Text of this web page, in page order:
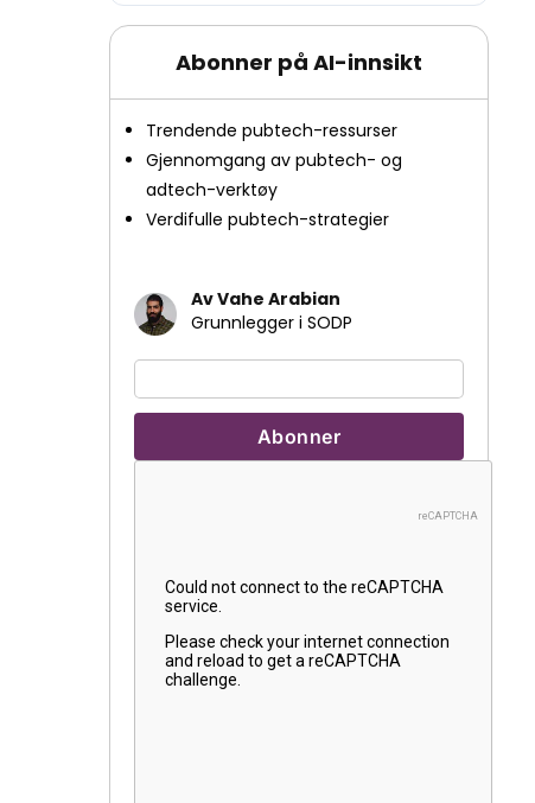
Abonner på AI-innsikt
Trendende pubtech-ressurser
Gjennomgang av pubtech- og
adtech-verktøy
Verdifulle pubtech-strategier
Av Vahe Arabian
Grunnlegger i SODP